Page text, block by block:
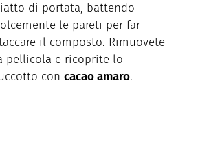
di portata, battendo
le pareti per far
il composto. Rimuovete
pellicola e ricoprite lo
con cacao amaro.